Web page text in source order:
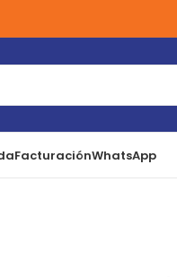
FacturaciónWhatsApp